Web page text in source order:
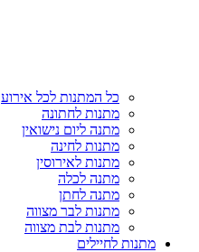
כל המתנות לכל אירוע
מתנות לחתונה
מתנה ליום נישואין
מתנות לחינה
מתנות לאירוסין
מתנה לכלה
מתנה לחתן
מתנות לבר מצווה
מתנות לבת מצווה
מתנות לחיילים